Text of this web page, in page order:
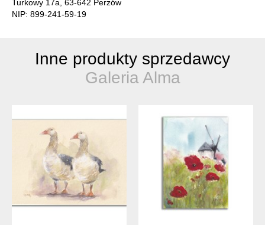
Turkowy 17a, 63-642 Perzów
NIP: 899-241-59-19
Inne produkty sprzedawcy
Galeria Alma